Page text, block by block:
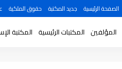
الصفحة الرئيسية جديد المكتبة حقوق الملكية
المؤلفين المكتبات الرئيسية المكتبة